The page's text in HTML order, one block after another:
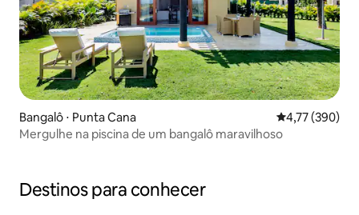
Bangalô ⋅ Punta Cana 4,77 de uma
4,77 (390)
Mergulhe na piscina de um bangalô maravilhoso
Destinos para conhecer